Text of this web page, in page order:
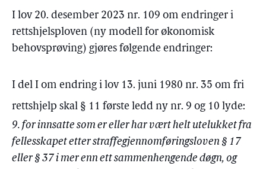
I lov 20. desember 2023 nr. 109 om endringer i
rettshjelsploven (ny modell for økonomisk
behovsprøving) gjøres følgende endringer:
I del I om endring i lov 13. juni 1980 nr. 35 om fri
rettshjelp skal § 11 første ledd ny nr. 9 og 10 lyde:
9. for innsatte som er eller har vært helt utelukket fra
fellesskapet etter straffegjennomføringsloven § 17
eller § 37 i mer enn ett sammenhengende døgn, og